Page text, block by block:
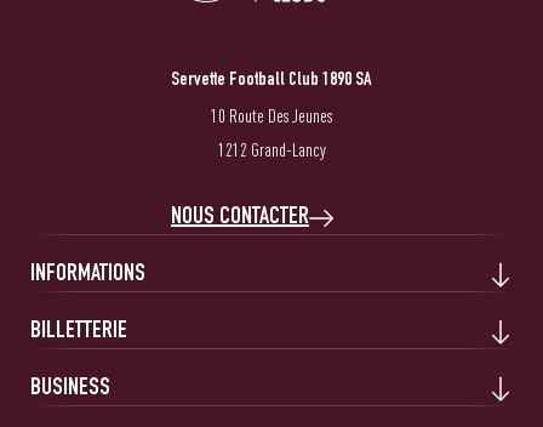
Servette Football Club 1890 SA
10 Route Des Jeunes
1212 Grand-Lancy
NOUS CONTACTER
INFORMATIONS
BILLETTERIE
BUSINESS